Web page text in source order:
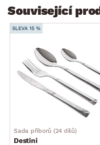
Související
SLEVA 15 %
Sada příborů (24 dílů)
Destini